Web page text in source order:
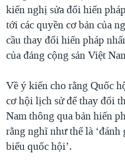
kiến nghị sửa đổi hiến
tới các quyền cơ bản của
cầu thay đổi hiến pháp
của đảng cộng sản Việt
Về ý kiến cho rằng Quốc
cơ hội lịch sử để thay đổi
Nam thông qua bản hiến
rằng nghĩ như thế là ‘đánh
biểu quốc hội’.